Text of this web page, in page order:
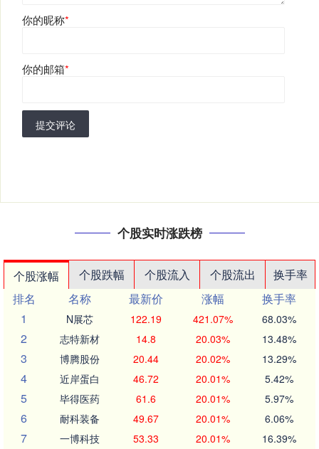
你的昵称*
你的邮箱*
提交评论
个股实时涨跌榜
个股涨幅 个股跌幅 个股流入 个股流出
换手率
排名
名称 最新价 涨幅
换手率
1
N展芯 122.19 421.07% 68.03%
2 志特新材 14.8 20.03% 13.48%
3 博腾股份 20.44 20.02% 13.29%
4 近岸蛋白 46.72 20.01% 5.42%
5 毕得医药 61.6 20.01% 5.97%
6 耐科装备 49.67 20.01% 6.06%
7 一博科技 53.33 20.01% 16.39%